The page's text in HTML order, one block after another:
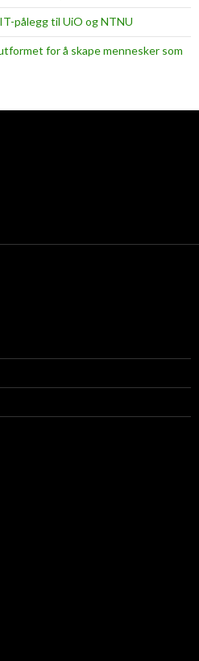
pålegg til UiO og NTNU
for å skape mennesker som